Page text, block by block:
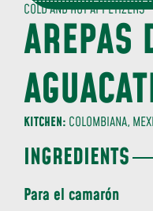
COLD AND HOT APPETIZERS
AREPAS
KITCHEN: COLOMBIANA,
INGREDIENTS
Para el camarón